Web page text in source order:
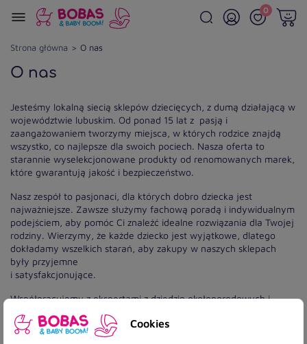
0
Strona główna O nas
O nas
Jesteśmy lokalną siecią sklepów dziecięcych, z dumą działającą w
województwie lubuskim. Od ponad 15 lat z pasją i
zaangażowaniem tworzymy miejsca, w których rodzice znajdą
wszystko, co najlepsze dla swoich pociech. Nasza oferta to
starannie wyselekcjonowane produkty od renomowanych marek,
które gwarantują jakość i bezpieczeństwo.
Nasz zespół to pasjonaci, dla których dobro dziecka jest
najważniejsze. Zawsze służymy fachową poradą i indywidualnym
podejściem, aby pomóc Ci znaleźć idealne rozwiązania dla Twojej
rodziny. Wierzymy, że każde dziecko jest wyjątkowe, dlatego
dokładamy wszelkich starań, aby zakupy w naszych sklepach
były przyjemne
i satysfakcjonujące.
Współpracujemy z ekspertami z dziedzin okołoporodowych i
tworzeniu wyprawek dziecięcych. Wiemy, jak ważne jest
bezpieczeństwo i komfort Twojego dziecka, dlatego stale
Cookies